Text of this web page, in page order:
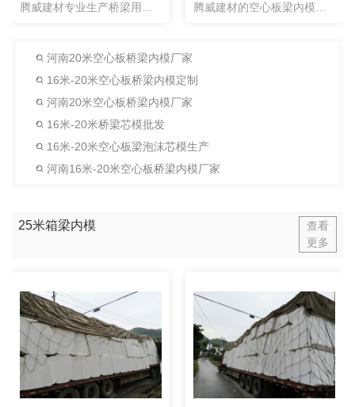
河南20米空心板桥梁内模厂家
16米-20米空心板桥梁内模定制
河南20米空心板桥梁内模厂家
16米-20米桥梁芯模批发
16米-20米空心板梁泡沫芯模生产
河南16米-20米空心板桥梁内模厂家
25米箱梁内模
查看
更多